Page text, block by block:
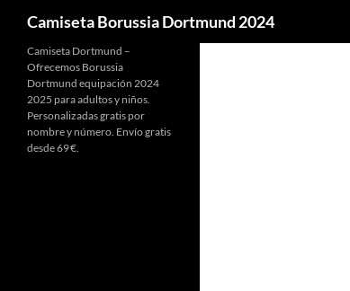
Camiseta Borussia Dortmund 2024
Camiseta Dortmund –
Ofrecemos Borussia
Dortmund equipación 2024
2025 para adultos y niños.
Personalizadas gratis por
nombre y número. Envío gratis
desde 69 €.